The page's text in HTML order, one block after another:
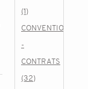
(1)
CONVENTIONS
-
CONTRATS
(32)